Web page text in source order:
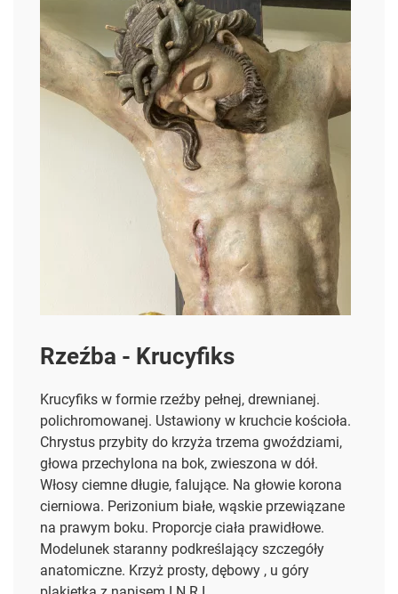
Rzeźba - Krucyfiks
Krucyfiks w formie rzeźby pełnej, drewnianej.
polichromowanej. Ustawiony w kruchcie kościoła.
Chrystus przybity do krzyża trzema gwoździami,
głowa przechylona na bok, zwieszona w dół.
Włosy ciemne długie, falujące. Na głowie korona
cierniowa. Perizonium białe, wąskie przewiązane
na prawym boku. Proporcje ciała prawidłowe.
Modelunek staranny podkreślający szczegóły
anatomiczne. Krzyż prosty, dębowy , u góry